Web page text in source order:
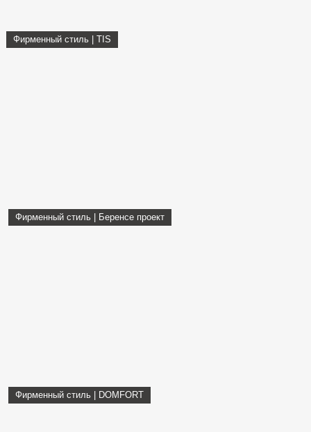
Фирменный стиль | TIS
Фирменный стиль | Беренсе проект
Фирменный стиль | DOMFORT